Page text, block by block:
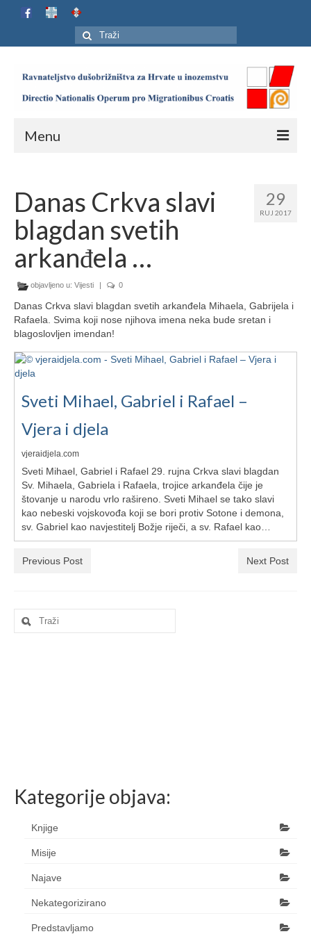
Search
for:
Menu
Ustroj
Adresar
Karta
Jubilej HIP-a
Ljetna škola
29
RUJ 2017
Danas Crkva slavi
blagdan svetih
arkanđela …
objavljeno u: Vijesti | 0
Danas Crkva slavi blagdan svetih arkanđela Mihaela, Gabrijela i
Rafaela. Svima koji nose njihova imena neka bude sretan i
blagoslovljen imendan!
Sveti Mihael, Gabriel i Rafael –
Vjera i djela
vjeraidjela.com
Sveti Mihael, Gabriel i Rafael 29. rujna Crkva slavi blagdan
Sv. Mihaela, Gabriela i Rafaela, trojice arkanđela čije je
štovanje u narodu vrlo rašireno. Sveti Mihael se tako slavi
kao nebeski vojskovođa koji se bori protiv Sotone i demona,
sv. Gabriel kao navjestitelj Božje riječi, a sv. Rafael kao…
Previous Post Next Post
Search
for:
Kategorije objava:
Knjige
Misije
Najave
Nekategorizirano
Predstavljamo